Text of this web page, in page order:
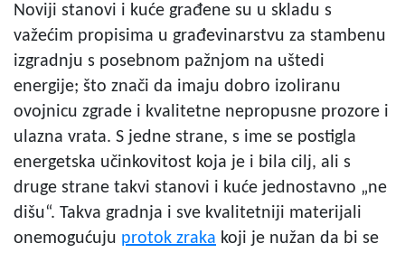
Noviji stanovi i kuće građene su u skladu s
važećim propisima u građevinarstvu za stambenu
izgradnju s posebnom pažnjom na uštedi
energije; što znači da imaju dobro izoliranu
ovojnicu zgrade i kvalitetne nepropusne prozore i
ulazna vrata. S jedne strane, s ime se postigla
energetska učinkovitost koja je i bila cilj, ali s
druge strane takvi stanovi i kuće jednostavno „ne
dišu“. Takva gradnja i sve kvalitetniji materijali
onemogućuju protok zraka koji je nužan da bi se